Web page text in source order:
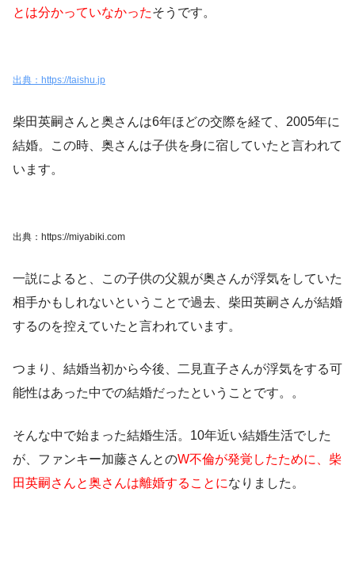
とは分かっていなかったそうです。
出典：https://taishu.jp
柴田英嗣さんと奥さんは6年ほどの交際を経て、2005年に
結婚。この時、 奥さんは子供を身に宿していた と言われて
います。
出典：https://miyabiki.com
一説によると、この子供の父親が奥さんが浮気をしていた
相手かもしれないということで過去、 柴田英嗣さんが結婚
するのを控えていた と言われています。
つまり、結婚当初から今後、二見直子さんが浮気をする可
能性はあった中での結婚だったということです。。
そんな中で始まった結婚生活。10年近い結婚生活でした
が、ファンキー加藤さんとのW不倫が発覚したために、柴
田英嗣さんと奥さんは離婚することになりました。